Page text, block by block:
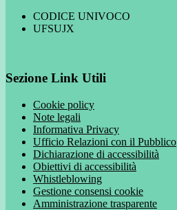
CODICE UNIVOCO
UFSUJX
Sezione Link Utili
Cookie policy
Note legali
Informativa Privacy
Ufficio Relazioni con il Pubblico
Dichiarazione di accessibilità
Obiettivi di accessibilità
Whistleblowing
Gestione consensi cookie
Amministrazione trasparente